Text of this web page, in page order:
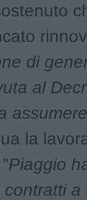
di
al
assumere
la
Piaggio
a